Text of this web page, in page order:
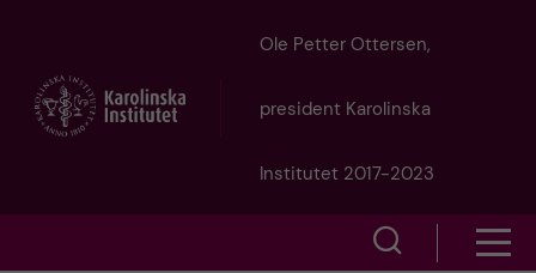
Ole Petter Ottersen,
president Karolinska
Institutet 2017-2023